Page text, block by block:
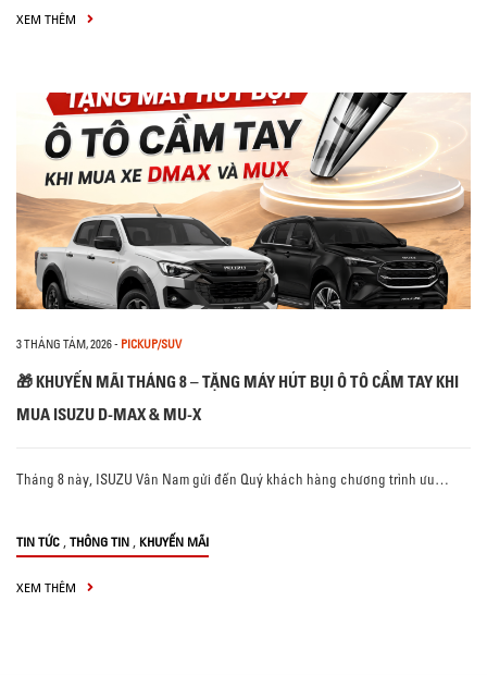
XEM THÊM
3 THÁNG TÁM, 2026- PICKUP/SUV
🎁 KHUYẾN MÃI THÁNG 8 – TẶNG MÁY HÚT BỤI Ô TÔ CẦM TAY KHI
MUA ISUZU D-MAX & MU-X
Tháng 8 này, ISUZU Vân Nam gửi đến Quý khách hàng chương trình ưu…
TIN TỨC , THÔNG TIN , KHUYẾN MÃI
XEM THÊM